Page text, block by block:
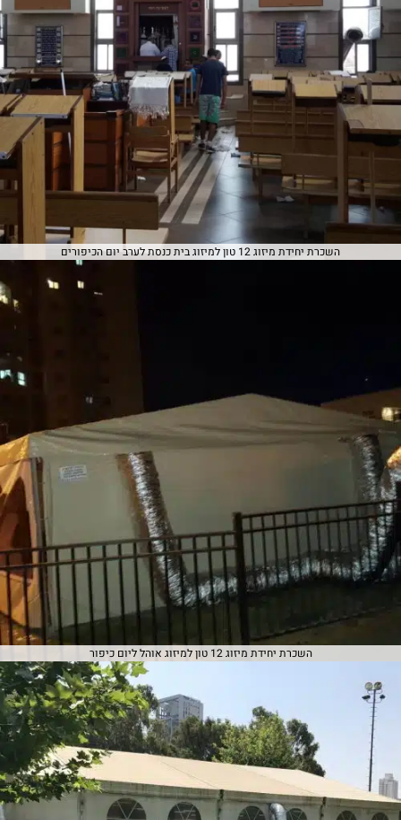
השכרת יחידת מיזוג 12 טון למיזוג בית כנסת לערב יום הכיפורים
השכרת יחידת מיזוג 12 טון למיזוג אוהל ליום כיפור